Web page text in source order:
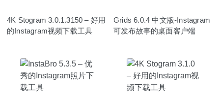
4K Stogram 3.0.1.3150 – 好用
的Instagram视频下载工具
Grids 6.0.4 中文版-Instagram
可发布故事的桌面客户端